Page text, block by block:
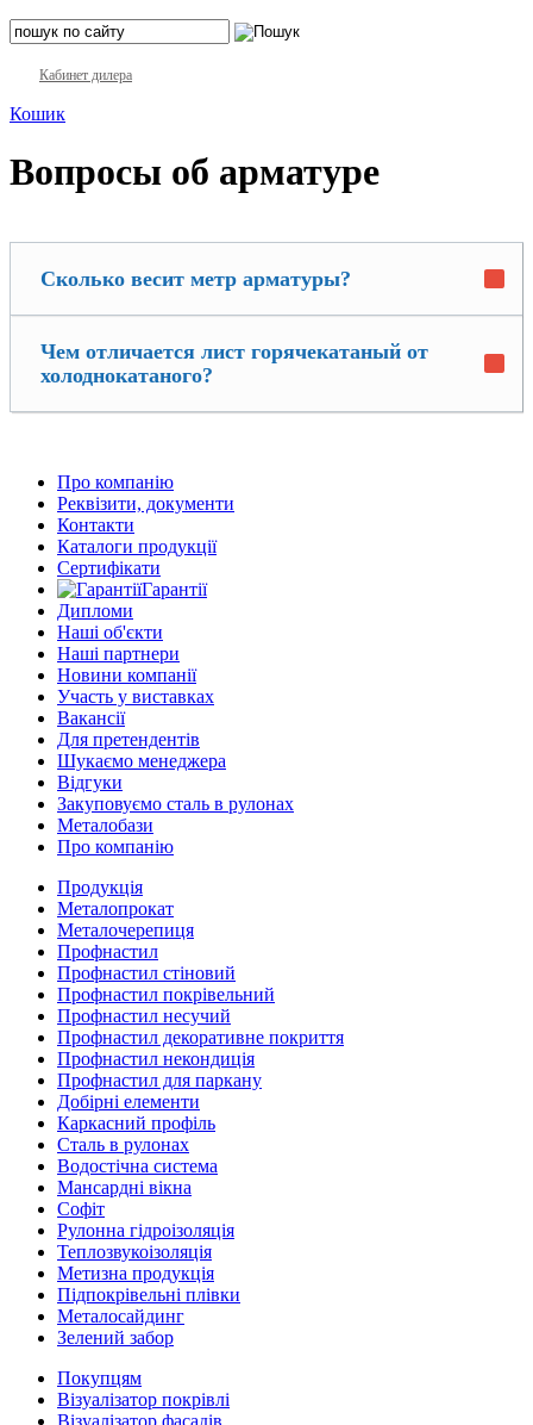
Кабинет дилера
Кошик
Вопросы об арматуре
Сколько весит метр арматуры?
Чем отличается лист горячекатаный от
холоднокатаного?
Про компанію
Реквізити, документи
Контакти
Каталоги продукції
Сертифікати
Гарантії
Дипломи
Наші об'єкти
Наші партнери
Новини компанії
Участь у виставках
Вакансії
Для претендентів
Шукаємо менеджера
Відгуки
Закуповуємо сталь в рулонах
Металобази
Про компанію
Продукція
Металопрокат
Металочерепиця
Профнастил
Профнастил стіновий
Профнастил покрівельний
Профнастил несучий
Профнастил декоративне покриття
Профнастил некондиція
Профнастил для паркану
Добірні елементи
Каркасний профіль
Сталь в рулонах
Водостічна система
Мансардні вікна
Софіт
Рулонна гідроізоляція
Теплозвукоізоляція
Метизна продукція
Підпокрівельні плівки
Металосайдинг
Зелений забор
Покупцям
Візуалізатор покрівлі
Візуалізатор фасадів